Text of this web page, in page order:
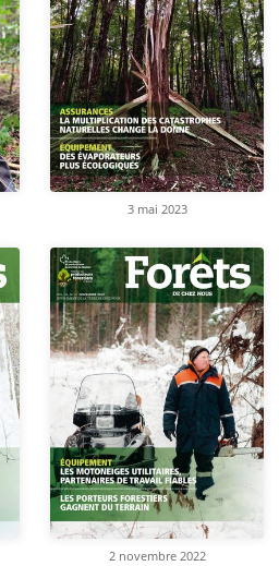
3 mai 2023
2 novembre 2022